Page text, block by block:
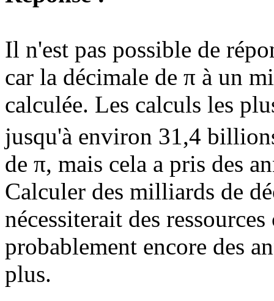
Il n'est pas possible de
car la décimale de π à un
calculée. Les calculs les
jusqu'à environ 31,4
de π, mais cela a pris des
Calculer des milliards de
nécessiterait des
probablement encore des
plus.